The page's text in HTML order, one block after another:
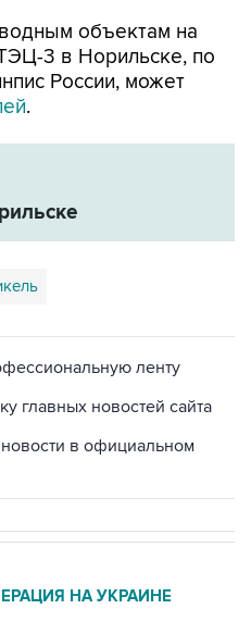
объектам на
3 в Норильске, по
России, может
.
ленту
главных новостей сайта
в официальном
НА УКРАИНЕ